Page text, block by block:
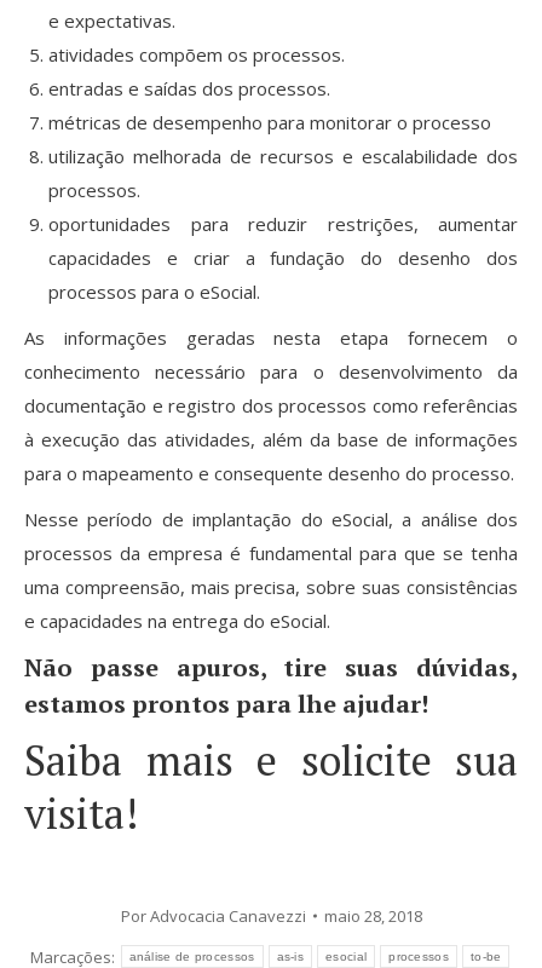
e expectativas.
atividades compõem os processos.
entradas e saídas dos processos.
métricas de desempenho para monitorar o processo
utilização melhorada de recursos e escalabilidade dos
processos.
oportunidades para reduzir restrições, aumentar
capacidades e criar a fundação do desenho dos
processos para o eSocial.
As informações geradas nesta etapa fornecem o
conhecimento necessário para o desenvolvimento da
documentação e registro dos processos como referências
à execução das atividades, além da base de informações
para o mapeamento e consequente desenho do processo.
Nesse período de implantação do eSocial, a análise dos
processos da empresa é fundamental para que se tenha
uma compreensão, mais precisa, sobre suas consistências
e capacidades na entrega do eSocial.
Não passe apuros, tire suas dúvidas,
estamos prontos para lhe ajudar!
Saiba mais e solicite sua
visita!
PorAdvocacia Canavezzi
maio 28, 2018
Marcações:
análise de processos as-is esocial processos to-be